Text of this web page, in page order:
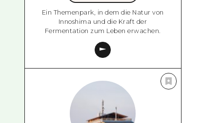
Ein Themenpark, in dem die Natur von
Innoshima und die Kraft der
Fermentation zum Leben erwachen.